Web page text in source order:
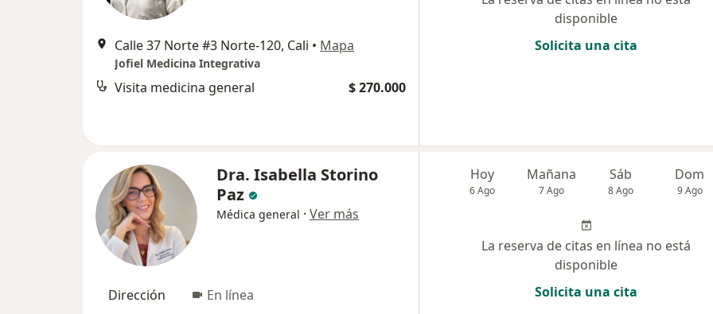
Calle 37 Norte #3 Norte-120, Cali • Mapa
Jofiel Medicina Integrativa
Visita medicina general $ 270.000
disponible
Solicita una cita
Dra. Isabella Storino
Paz
Médica general · Ver más
Dirección En línea
Hoy
6 Ago
Mañana
7 Ago
Sáb
8 Ago
Dom
9 Ago
La reserva de citas en línea no está
disponible
Solicita una cita